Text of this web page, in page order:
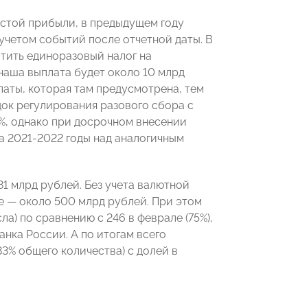
прибыли, в предыдущем году
событий после отчетной даты. В
единоразовый налог на
выплата будет около 10 млрд
которая там предусмотрена, тем
регулирования разового сбора с
однако при досрочном внесении
2022 годы над аналогичным
млрд рублей. Без учета валютной
— около 500 млрд рублей. При этом
по сравнению с 246 в феврале (75%),
России. А по итогам всего
общего количества) с долей в